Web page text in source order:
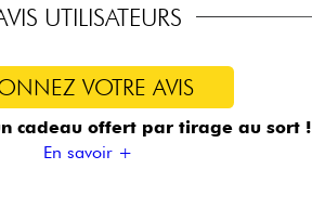
UTILISATEURS
VOTRE AVIS
cadeau offert par tirage au sort !
En savoir +